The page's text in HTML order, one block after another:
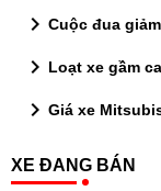
chevron_right Cuộc đua
chevron_right Loạt xe gầm
chevron_right Giá xe
XE ĐANG BÁN